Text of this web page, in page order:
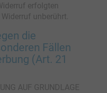
erfolgten
unberührt.
die
Fällen
(Art. 21
AUF GRUNDLAGE